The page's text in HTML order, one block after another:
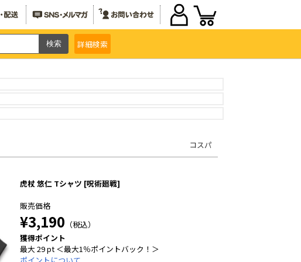
詳細検索
コスパ
虎杖 悠仁 Tシャツ [呪術廻戦]
販売価格
¥3,190 （税込）
獲得ポイント
最大 29 pt ＜最大1％ポイントバック！＞